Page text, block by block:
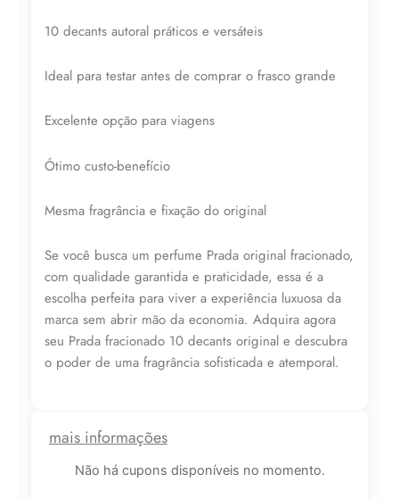
mais informações
Não há cupons disponíveis no momento.
10 decants autoral práticos e versáteis
Ideal para testar antes de comprar o frasco grande
Excelente opção para viagens
Ótimo custo-benefício
Mesma fragrância e fixação do original
Se você busca um perfume Prada original fracionado,
com qualidade garantida e praticidade, essa é a
escolha perfeita para viver a experiência luxuosa da
marca sem abrir mão da economia. Adquira agora
seu Prada fracionado 10 decants original e descubra
o poder de uma fragrância sofisticada e atemporal.